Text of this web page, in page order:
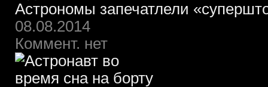
Астрономы запечатлели
08.08.2014
Коммент. нет